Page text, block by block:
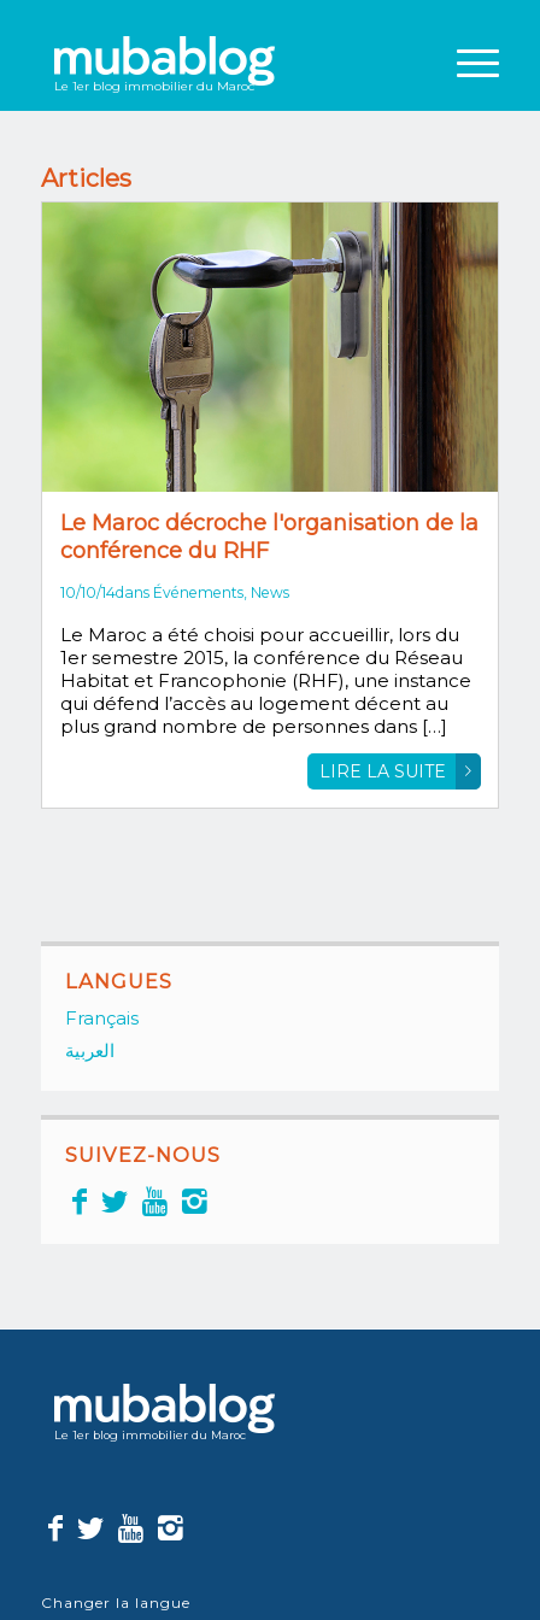
Le 1er blog immobilier du Maroc
Articles
Le Maroc décroche l'organisation de la
conférence du RHF
10/10/14dans Événements, News
Le Maroc a été choisi pour accueillir, lors du
1er semestre 2015, la conférence du Réseau
Habitat et Francophonie (RHF), une instance
qui défend l’accès au logement décent au
plus grand nombre de personnes dans […]
LIRE LA SUITE
LANGUES
Français
العربية
SUIVEZ-NOUS
Le 1er blog immobilier du Maroc
Changer la langue